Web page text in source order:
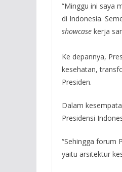
“Minggu ini saya
di Indonesia.
showcase kerja
Ke depannya,
kesehatan,
Presiden.
Dalam
Presidensi
“Sehingga forum
yaitu arsitektur